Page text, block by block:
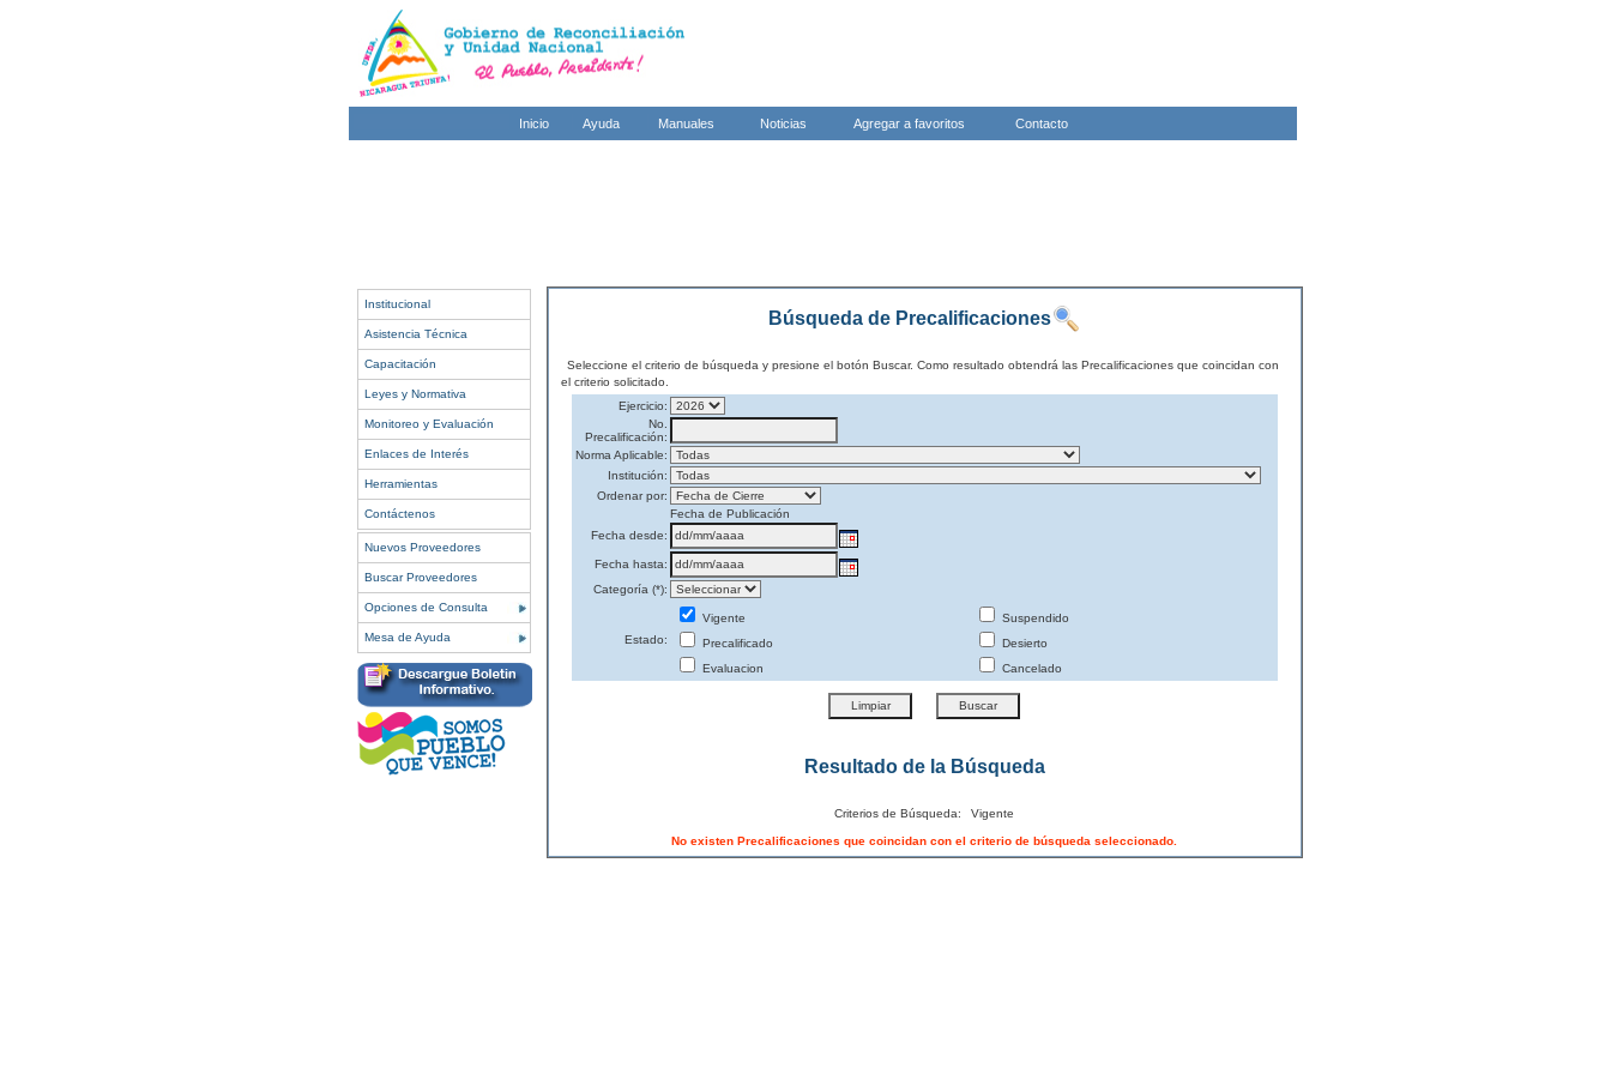
Inicio Ayuda Manuales Noticias Agregar a favoritos Contacto
Institucional
Asistencia Técnica
Capacitación
Leyes y Normativa
Monitoreo y Evaluación
Enlaces de Interés
Herramientas
Contáctenos
Nuevos Proveedores
Buscar Proveedores
Opciones de Consulta
Mesa de Ayuda
Búsqueda de Precalificaciones
Seleccione el criterio de búsqueda y presione el botón Buscar. Como resultado obtendrá las Precalificaciones que coincidan con
el criterio solicitado.
Ejercicio:
No.
Precalificación:
Norma Aplicable:
Institución:
Ordenar por:
Fecha de Publicación
Fecha desde:
Fecha hasta:
Categoría (*):
Estado:
Vigente
Suspendido
Precalificado
Desierto
Evaluacion
Cancelado
Resultado de la Búsqueda
Criterios de Búsqueda: Vigente
No existen Precalificaciones que coincidan con el criterio de búsqueda seleccionado.